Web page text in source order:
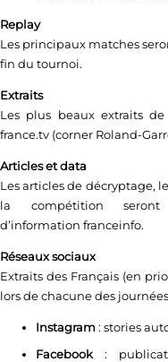
Replay
Les principaux matches
fin du tournoi.
Extraits
Les plus beaux extraits
france.tv (corner Roland-
Articles et data
Les articles de décryptage,
la compétition
d’information franceinfo.
Réseaux sociaux
Extraits des Français (en
lors de chacune des
Instagram: stories
Facebook :